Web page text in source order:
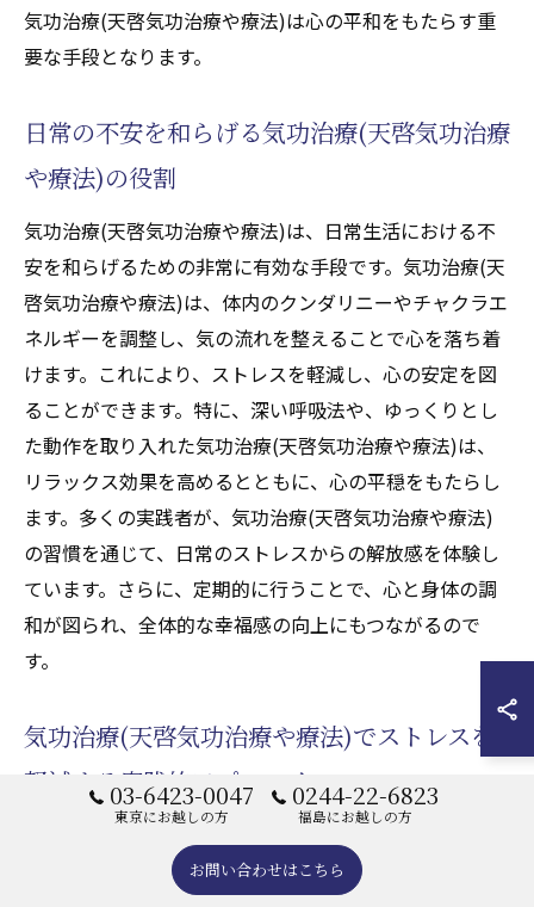
気功治療(天啓気功治療や療法)は心の平和をもたらす重
要な手段となります。
日常の不安を和らげる気功治療(天啓気功治療
や療法)の役割
気功治療(天啓気功治療や療法)は、日常生活における不
安を和らげるための非常に有効な手段です。気功治療(天
啓気功治療や療法)は、体内のクンダリニーやチャクラエ
ネルギーを調整し、気の流れを整えることで心を落ち着
けます。これにより、ストレスを軽減し、心の安定を図
ることができます。特に、深い呼吸法や、ゆっくりとし
た動作を取り入れた気功治療(天啓気功治療や療法)は、
リラックス効果を高めるとともに、心の平穏をもたらし
ます。多くの実践者が、気功治療(天啓気功治療や療法)
の習慣を通じて、日常のストレスからの解放感を体験し
ています。さらに、定期的に行うことで、心と身体の調
和が図られ、全体的な幸福感の向上にもつながるので
す。
気功治療(天啓気功治療や療法)でストレスを
軽減する実践的アプローチ
するための実践的アプローチとしては、まずはシンプル
03-6423-0047
東京にお越しの方
0244-22-6823
福島にお越しの方
お問い合わせはこちら